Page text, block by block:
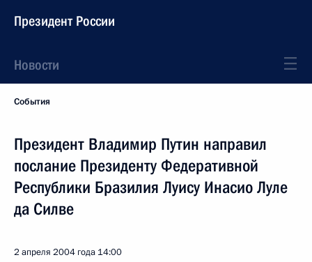
Президент России
Новости
События
Президент Владимир Путин направил
послание Президенту Федеративной
Республики Бразилия Луису Инасио Луле
да Силве
2 апреля 2004 года 14:00